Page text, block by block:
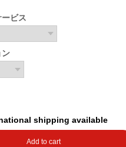
ビス
ン
shipping available
Add to cart